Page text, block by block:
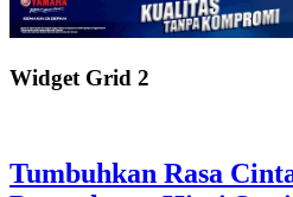
Widget Grid 2
Tumbuhkan Rasa